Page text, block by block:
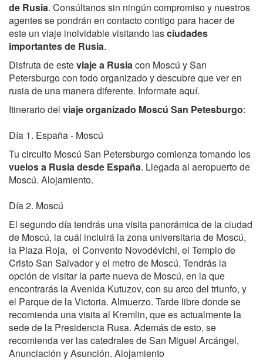
de Rusia. Consúltanos sin ningún compromiso y nuestros
agentes se pondrán en contacto contigo para hacer de
este un viaje inolvidable visitando lasciudades
importantes de Rusia.
Disfruta de esteviaje a Rusiacon Moscú y San
Petersburgo con todo organizado y descubre que ver en
rusia de una manera diferente. Informate aquí.
Itinerario del viaje organizado Moscú San Petesburgo:
Día 1. España - Moscú
Tu circuito Moscú San Petersburgo comienza tomando los
vuelos a Rusia desde España. Llegada al aeropuerto de
Moscú. Alojamiento.
Día 2. Moscú
El segundo día tendrás una visita panorámica de la ciudad
de Moscú, la cuál incluirá la zona universitaria de Moscú,
la Plaza Roja, el Convento Novodévichi, el Templo de
Cristo San Salvador y el metro de Moscú. Tendrás la
opción de visitar la parte nueva de Moscú, en la que
encontrarás la Avenida Kutuzov, con su arco del triunfo, y
el Parque de la Victoria. Almuerzo. Tarde libre donde se
recomienda una visita al Kremlin, que es actualmente la
sede de la Presidencia Rusa. Además de esto, se
recomienda ver las catedrales de San Miguel Arcángel,
Anunciación y Asunción. Alojamiento